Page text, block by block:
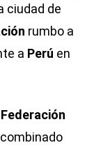
ciudad de
rumbo a
a Perú en